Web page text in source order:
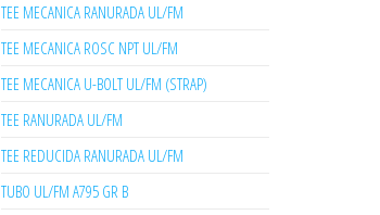
TEE MECANICA RANURADA UL/FM
TEE MECANICA ROSC NPT UL/FM
TEE MECANICA U-BOLT UL/FM (STRAP)
TEE RANURADA UL/FM
TEE REDUCIDA RANURADA UL/FM
TUBO UL/FM A795 GR B